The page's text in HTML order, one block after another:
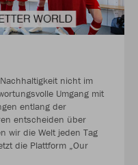
nicht im
Umgang mit
entlang der
entscheiden über
wir die Welt jeden Tag
die Plattform „Our